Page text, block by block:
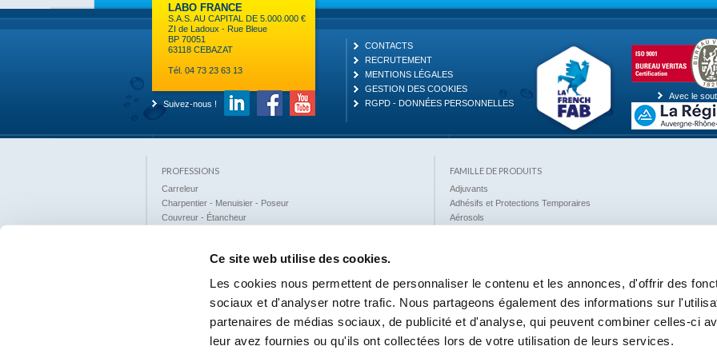
Ce site web utilise des cookies.
Les cookies nous permettent de personnaliser le contenu et les annonces, d'offrir des
sociaux et d'analyser notre trafic. Nous partageons également des informations sur
partenaires de médias sociaux, de publicité et d'analyse, qui peuvent combiner celles-ci
leur avez fournies ou qu'ils ont collectées lors de votre utilisation de leurs services.
LABO FRANCE
S.A.S. AU CAPITAL DE 5.000.000 €
ZI de Ladoux - Rue Bleue
BP 70051
63118 CEBAZAT
Tél. 04 73 23 63 13
Suivez-nous !
CONTACTS
RECRUTEMENT
MENTIONS LÉGALES
GESTION DES COOKIES
RGPD - DONNÉES PERSONNELLES
Avec le
PROFESSIONS
Carreleur
Charpentier - Menuisier - Poseur
Couvreur - Étancheur
Paysagiste - Espaces Verts
Plâtrier - Plaquiste
Plombier - Chauffagiste
FAMILLE DE PRODUITS
Adjuvants
Adhésifs et Protections Temporaires
Aérosols
Déboucheurs - Détartrants
Décapants - Anti Verdissures
Dégraissants - Solvants - Diluants Dégrippants - Lubrifiants
Détergents & Nettoyants Spéciaux